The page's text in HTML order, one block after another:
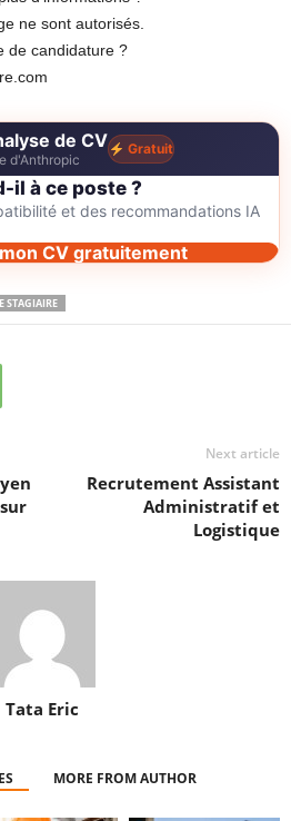
ne sont autorisés.
de candidature ?
de CV
d'Anthropic
Gratuit
il à ce poste ?
et des recommandations IA
CV gratuitement
STAGIAIRE
Next article
Recrutement Assistant
Administratif et
Logistique
Tata Eric
MORE FROM AUTHOR